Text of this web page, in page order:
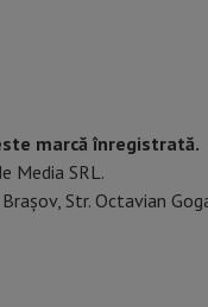
marcă înregistrată.
Media SRL.
Brașov, Str. Octavian